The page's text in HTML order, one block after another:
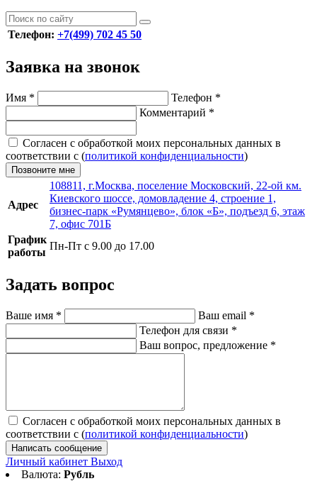
Телефон: +7(499) 702 45 50
Заявка на звонок
Имя * Телефон *
Комментарий *
Согласен с обработкой моих персональных данных в
соответствии с (политикой конфиденциальности)
Позвоните мне
Адрес
108811, г.Москва, поселение Московский, 22-ой км.
Киевского шоссе, домовладение 4, строение 1,
бизнес-парк «Румянцево», блок «Б», подъезд 6, этаж
7, офис 701Б
График
работы
Пн-Пт с 9.00 до 17.00
Задать вопрос
Ваше имя * Ваш email *
Телефон для связи *
Ваш вопрос, предложение *
Согласен с обработкой моих персональных данных в
соответствии с (политикой конфиденциальности)
Написать сообщение
Личный кабинет Выход
Валюта: Рубль